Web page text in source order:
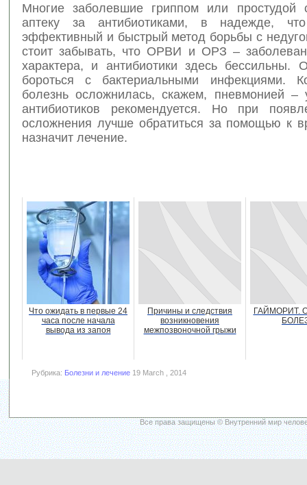
Многие заболевшие гриппом или простудой
аптеку за антибиотиками, в надежде,
эффективный и быстрый метод борьбы с
стоит забывать, что ОРВИ и ОРЗ –
характера, и антибиотики здесь бессильны.
бороться с бактериальными инфекциями.
болезнь осложнилась, скажем, пневмонией –
антибиотиков рекомендуется. Но при
осложнения лучше обратиться за помощью к
назначит лечение.
Что ожидать в первые 24
часа после начала
вывода из запоя
Причины и следствия
возникновения
межпозвоночной грыжи
ГАЙМОРИТ.
Рубрика: Болезни и лечение 19 March , 2014
Все права защищены © Внутренний мир